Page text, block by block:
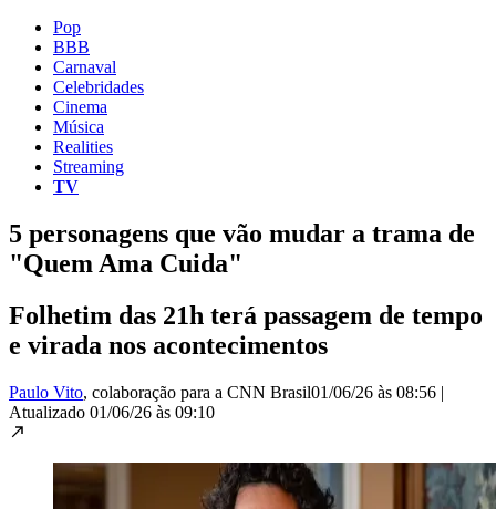
Pop
BBB
Carnaval
Celebridades
Cinema
Música
Realities
Streaming
TV
5 personagens que vão mudar a trama de
"Quem Ama Cuida"
Folhetim das 21h terá passagem de tempo
e virada nos acontecimentos
Paulo Vito, colaboração para a CNN Brasil01/06/26 às 08:56 |
Atualizado 01/06/26 às 09:10